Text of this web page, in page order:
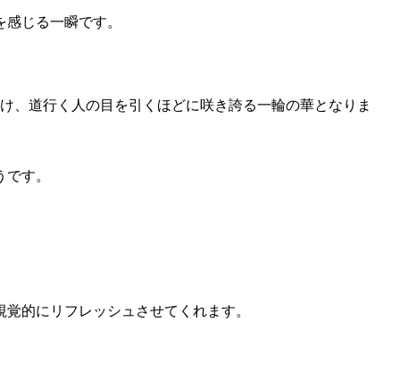
じる一瞬です。
、道行く人の目を引くほどに咲き誇る一輪の華となりま
す。
的にリフレッシュさせてくれます。